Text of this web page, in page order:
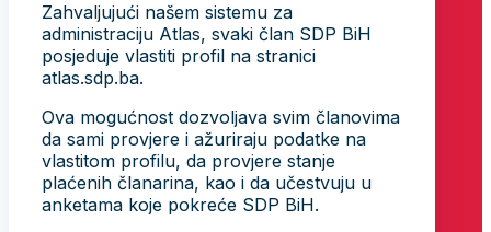
Zahvaljujući našem sistemu za
administraciju Atlas, svaki član SDP BiH
posjeduje vlastiti profil na stranici
atlas.sdp.ba.
Ova mogućnost dozvoljava svim članovima
da sami provjere i ažuriraju podatke na
vlastitom profilu, da provjere stanje
plaćenih članarina, kao i da učestvuju u
anketama koje pokreće SDP BiH.